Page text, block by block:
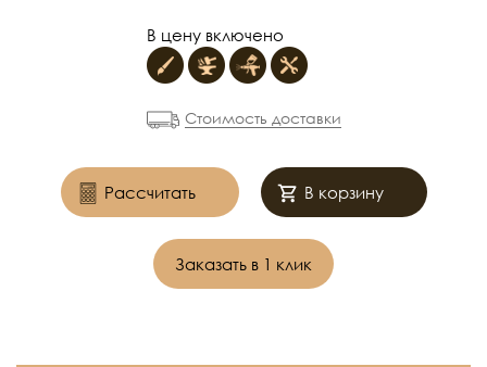
В цену включено
Стоимость доставки
Рассчитать В корзину
Заказать в 1 клик